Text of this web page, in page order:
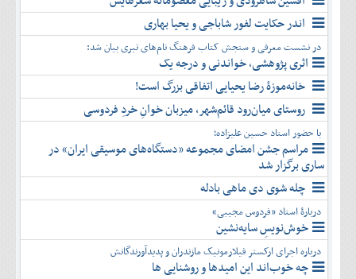
بهمن
اسفند
آذر
دی
بهمن
اسفند
اندر حکایت لفور شاباجی و یحیا بهاری
در نشست معرفی و سنجش کتاب فرهنگ نام‌های تبری بیان شد:
اثری پژوهشی، خواندنی و درجه یک
خانه‌موزۀ رضا یحیایی اتفاقی بزرگ است!
روستای میان‌رود قائم‌شهر، میزبان خوانِ خردِ فردوسی
با حضور استاد حسین علیزاده؛
مراسم جشن امضای مجموعه «دستگاه‌های موسیقی ایران» در
ساری برگزار شد
چله شوی دی ماهی بادله
دربارۀ استاد «فردوس مجیبی»
خوش‌نویسِ سایه‌نشین
درباره اجرای ارکستر فیلارمونیک مازندران و پدیدآورندگانش
چه خوب‌اند این امیدها و روشنایی ها